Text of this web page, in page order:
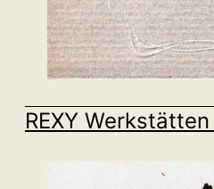
REXY